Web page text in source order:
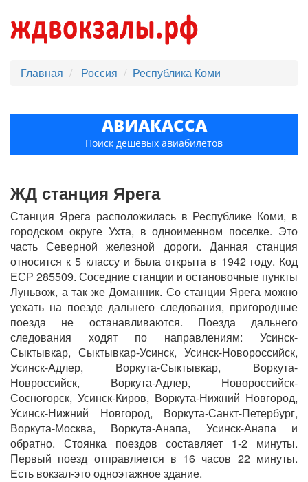
Главная Россия Республика Коми
АВИАКАССА
Поиск дешёвых авиабилетов
ЖД станция Ярега
Станция Ярега расположилась в Республике Коми, в
городском округе Ухта, в одноименном поселке. Это
часть Северной железной дороги. Данная станция
относится к 5 классу и была открыта в 1942 году. Код
ЕСР 285509. Соседние станции и остановочные пункты
Луньвож, а так же Доманник. Со станции Ярега можно
уехать на поезде дальнего следования, пригородные
поезда не останавливаются. Поезда дальнего
следования ходят по направлениям: Усинск-
Сыктывкар, Сыктывкар-Усинск, Усинск-Новороссийск,
Усинск-Адлер, Воркута-Сыктывкар, Воркута-
Новроссийск, Воркута-Адлер, Новороссийск-
Сосногорск, Усинск-Киров, Воркута-Нижний Новгород,
Усинск-Нижний Новгород, Воркута-Санкт-Петербург,
Воркута-Москва, Воркута-Анапа, Усинск-Анапа и
обратно. Стоянка поездов составляет 1-2 минуты.
Первый поезд отправляется в 16 часов 22 минуты.
Есть вокзал-это одноэтажное здание.